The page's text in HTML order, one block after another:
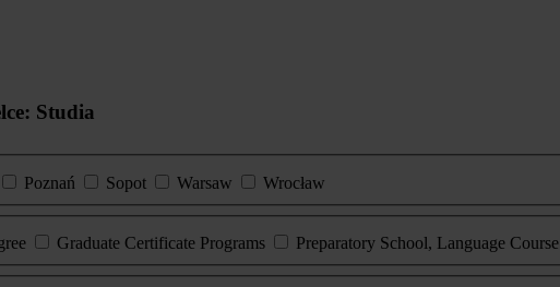
Studia
Poznań Sopot Warsaw
Wrocław
Graduate Certificate Programs Preparatory School, Language Course